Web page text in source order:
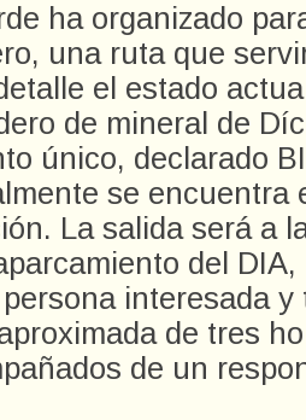
ha organizado
una ruta que
el estado
de mineral de
único, declarado
se encuentra
La salida será a
del
interesada y
de tres
de un